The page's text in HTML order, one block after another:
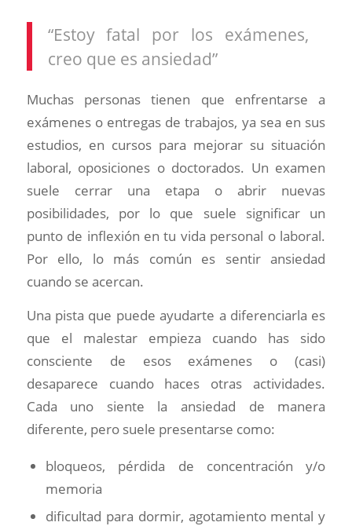
“Estoy fatal por los exámenes,
creo que es ansiedad”
Muchas personas tienen que enfrentarse a
exámenes o entregas de trabajos, ya sea en sus
estudios, en cursos para mejorar su situación
laboral, oposiciones o doctorados. Un examen
suele cerrar una etapa o abrir nuevas
posibilidades, por lo que suele significar un
punto de inflexión en tu vida personal o laboral.
Por ello, lo más común es sentir ansiedad
cuando se acercan.
Una pista que puede ayudarte a diferenciarla es
que el malestar empieza cuando has sido
consciente de esos exámenes o (casi)
desaparece cuando haces otras actividades.
Cada uno siente la ansiedad de manera
diferente, pero suele presentarse como:
bloqueos, pérdida de concentración y/o
memoria
dificultad para dormir, agotamiento mental y